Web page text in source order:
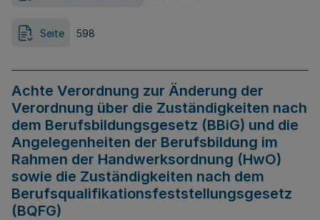
Seite 598
Achte Verordnung zur Änderung der
Verordnung über die Zuständigkeiten nach
dem Berufsbildungsgesetz (BBiG) und die
Angelegenheiten der Berufsbildung im
Rahmen der Handwerksordnung (HwO)
sowie die Zuständigkeiten nach dem
Berufsqualifikationsfeststellungsgesetz
(BQFG)